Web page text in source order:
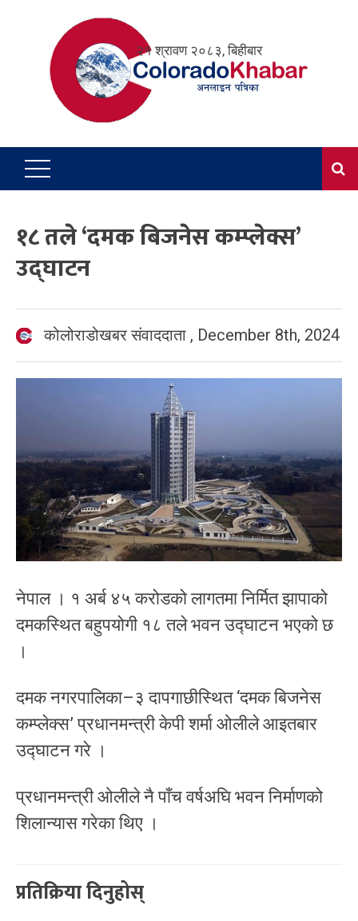
२१ श्रावण २०८३, बिहीबार
१८ तले ‘दमक बिजनेस कम्प्लेक्स’
उद्घाटन
कोलोराडोखबर संवाददाता , December 8th, 2024
नेपाल । १ अर्ब ४५ करोडको लागतमा निर्मित झापाको
दमकस्थित बहुपयोगी १८ तले भवन उद्घाटन भएको छ
।
दमक नगरपालिका–३ दापगाछीस्थित ‘दमक बिजनेस
कम्प्लेक्स’ प्रधानमन्त्री केपी शर्मा ओलीले आइतबार
उद्घाटन गरे ।
प्रधानमन्त्री ओलीले नै पाँच वर्षअघि भवन निर्माणको
शिलान्यास गरेका थिए ।
प्रतिक्रिया दिनुहोस्